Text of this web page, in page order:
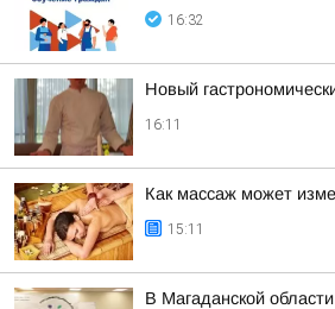
16:32
Новый
16:11
Как массаж может
15:11
В Магаданской